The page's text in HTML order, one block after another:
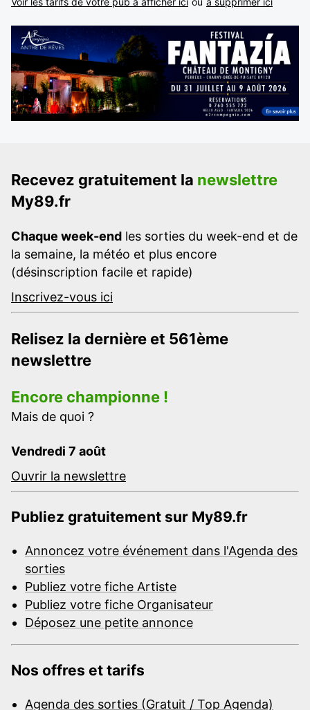
Recevez gratuitement la newslettre
My89.fr
Chaque week-end les sorties du week-end et de
la semaine, la météo et plus encore
(désinscription facile et rapide)
Inscrivez-vous ici
Relisez la dernière et 561ème
newslettre
Encore championne !
Mais de quoi ?
Vendredi 7 août
Ouvrir la newslettre
Publiez gratuitement sur My89.fr
Annoncez votre événement dans l'Agenda des
sorties
Publiez votre fiche Artiste
Publiez votre fiche Organisateur
Déposez une petite annonce
Nos offres et tarifs
Agenda des sorties (Gratuit / Top Agenda)